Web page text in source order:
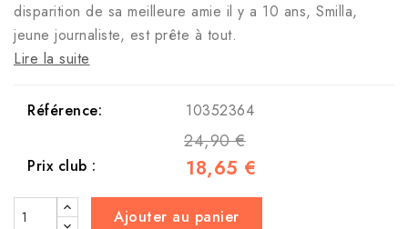
disparition de sa meilleure amie il y a 10 ans, Smilla,
jeune journaliste, est prête à tout.
Lire la suite
Référence: 10352364
24,90 €
Prix club : 18,65 €
Ajouter au panier